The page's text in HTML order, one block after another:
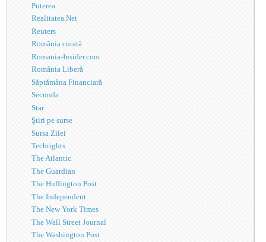
Puterea
Realitatea.Net
Reuters
România curată
Romania-Insider.com
România Liberă
Săptămâna Financiară
Secunda
Star
Ştiri pe surse
Sursa Zilei
Techrights
The Atlantic
The Guardian
The Huffington Post
The Independent
The New York Times
The Wall Street Journal
The Washington Post